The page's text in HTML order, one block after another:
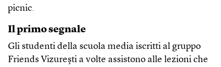
picnic.
Il primo segnale
Gli studenti della scuola media iscritti al gruppo
Friends Vizurești a volte assistono alle lezioni che